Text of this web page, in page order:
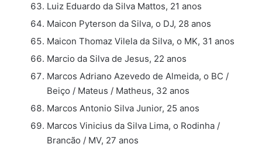
Luiz Eduardo da Silva Mattos, 21 anos
Maicon Pyterson da Silva, o DJ, 28 anos
Maicon Thomaz Vilela da Silva, o MK, 31 anos
Marcio da Silva de Jesus, 22 anos
Marcos Adriano Azevedo de Almeida, o BC /
Beiço / Mateus / Matheus, 32 anos
Marcos Antonio Silva Junior, 25 anos
Marcos Vinicius da Silva Lima, o Rodinha /
Brancão / MV, 27 anos